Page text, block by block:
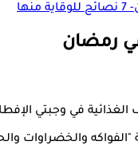
رمضان
الغذائية في وجبتي
والخضراوات